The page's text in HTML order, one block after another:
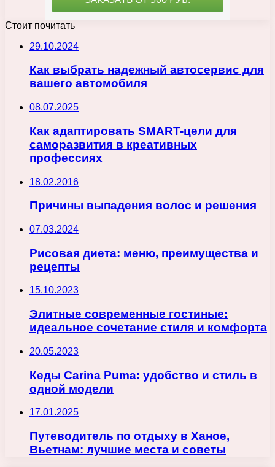
Стоит почитать
29.10.2024
Как выбрать надежный автосервис для
вашего автомобиля
08.07.2025
Как адаптировать SMART-цели для
саморазвития в креативных
профессиях
18.02.2016
Причины выпадения волос и решения
07.03.2024
Рисовая диета: меню, преимущества и
рецепты
15.10.2023
Элитные современные гостиные:
идеальное сочетание стиля и комфорта
20.05.2023
Кеды Carina Puma: удобство и стиль в
одной модели
17.01.2025
Путеводитель по отдыху в Ханое,
Вьетнам: лучшие места и советы